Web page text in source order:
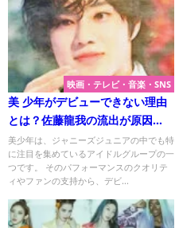
映画・テレビ・音楽・SNS
美 少年がデビューできない理由
とは？佐藤龍我の流出が原因
か？
美少年は、ジャニーズジュニアの中でも特
に注目を集めているアイドルグループの一
つです。 そのパフォーマンスのクオリテ
ィやファンの支持から、デビ...